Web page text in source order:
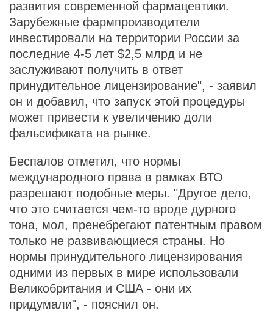
развития современной фармацевтики.
Зарубежные фармпроизводители
инвестировали на территории России за
последние 4-5 лет $2,5 млрд и не
заслуживают получить в ответ
принудительное лицензирование", - заявил
он и добавил, что запуск этой процедуры
может привести к увеличению доли
фальсификата на рынке.
Беспалов отметил, что нормы
международного права в рамках ВТО
разрешают подобные меры. "Другое дело,
что это считается чем-то вроде дурного
тона, мол, пренебрегают патентным правом
только не развивающиеся страны. Но
нормы принудительного лицензирования
одними из первых в мире использовали
Великобритания и США - они их
придумали", - пояснил он.